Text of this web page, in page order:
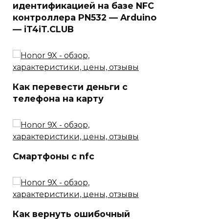
идентификацией на базе NFC
контроллера PN532 — Arduino
— iT4iT.CLUB
Как перевести деньги с
телефона на карту
Смартфоны c nfc
Как вернуть ошибочный